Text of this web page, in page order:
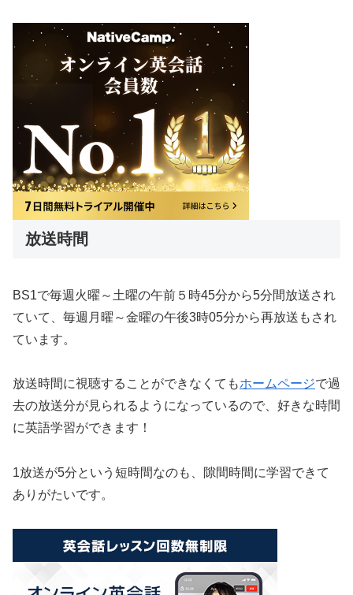
放送時間
BS1で毎週火曜～土曜の午前５時45分から5分間放送され
ていて、毎週月曜～金曜の午後3時05分から再放送もされ
ています。
放送時間に視聴することができなくてもホームページで過
去の放送分が見られるようになっているので、好きな時間
に英語学習ができます！
1放送が5分という短時間なのも、隙間時間に学習できて
ありがたいです。